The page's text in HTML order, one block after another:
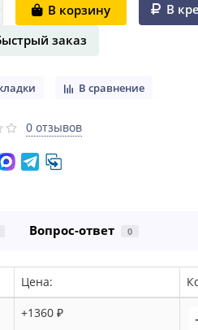
В корзину
В
заказ
В сравнение
0 отзывов
Вопрос-ответ 0
Цена:
+1360 ₽